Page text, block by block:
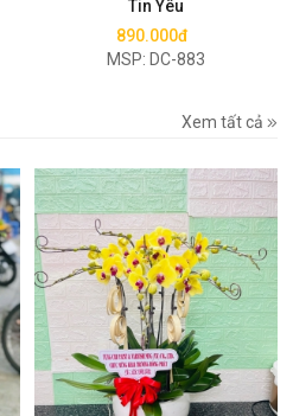
Tin Yêu
890.000đ
MSP: DC-883
Xem tất cả